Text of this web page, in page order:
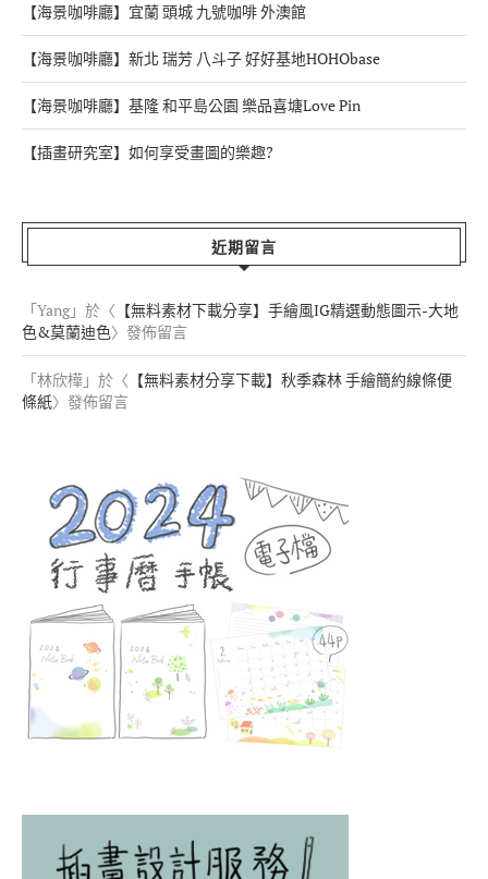
【海景咖啡廳】宜蘭 頭城 九號咖啡 外澳館
【海景咖啡廳】新北 瑞芳 八斗子 好好基地HOHObase
【海景咖啡廳】基隆 和平島公園 樂品喜塘Love Pin
【插畫研究室】如何享受畫圖的樂趣?
近期留言
「Yang」於〈 【無料素材下載分享】手繪風IG精選動態圖示-大地
色&莫蘭迪色〉發佈留言
「林欣樺 」於〈 【無料素材分享下載】秋季森林 手繪簡約線條便
條紙〉發佈留言